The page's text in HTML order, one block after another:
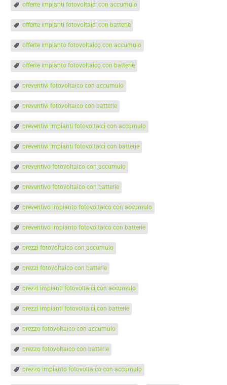
offerte impianti fotovoltaici con accumulo
offerte impianti fotovoltaici con batterie
offerte impianto fotovoltaico con accumulo
offerte impianto fotovoltaico con batterie
preventivi fotovoltaico con accumulo
preventivi fotovoltaico con batterie
preventivi impianti fotovoltaici con accumulo
preventivi impianti fotovoltaici con batterie
preventivo fotovoltaico con accumulo
preventivo fotovoltaico con batterie
preventivo impianto fotovoltaico con accumulo
preventivo impianto fotovoltaico con batterie
prezzi fotovoltaico con accumulo
prezzi fotovoltaico con batterie
prezzi impianti fotovoltaici con accumulo
prezzi impianti fotovoltaici con batterie
prezzo fotovoltaico con accumulo
prezzo fotovoltaico con batterie
prezzo impianto fotovoltaico con accumulo